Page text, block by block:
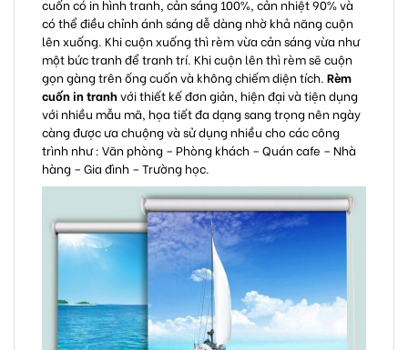
cuốn có in hình tranh, cản sáng 100%, cản nhiệt 90% và
có thể điều chỉnh ánh sáng dễ dàng nhờ khả năng cuộn
lên xuống. Khi cuộn xuống thì rèm vừa cản sáng vừa như
một bức tranh để tranh trí. Khi cuộn lên thì rèm sẽ cuộn
gọn gàng trên ống cuốn và không chiếm diện tích. Rèm
cuốn in tranhvới thiết kế đơn giản, hiện đại và tiện dụng
với nhiều mẫu mã, họa tiết đa dạng sang trọng nên ngày
càng được ưa chuộng và sử dụng nhiều cho các công
trình như : Văn phòng – Phòng khách – Quán cafe – Nhà
hàng – Gia đình – Trường học.